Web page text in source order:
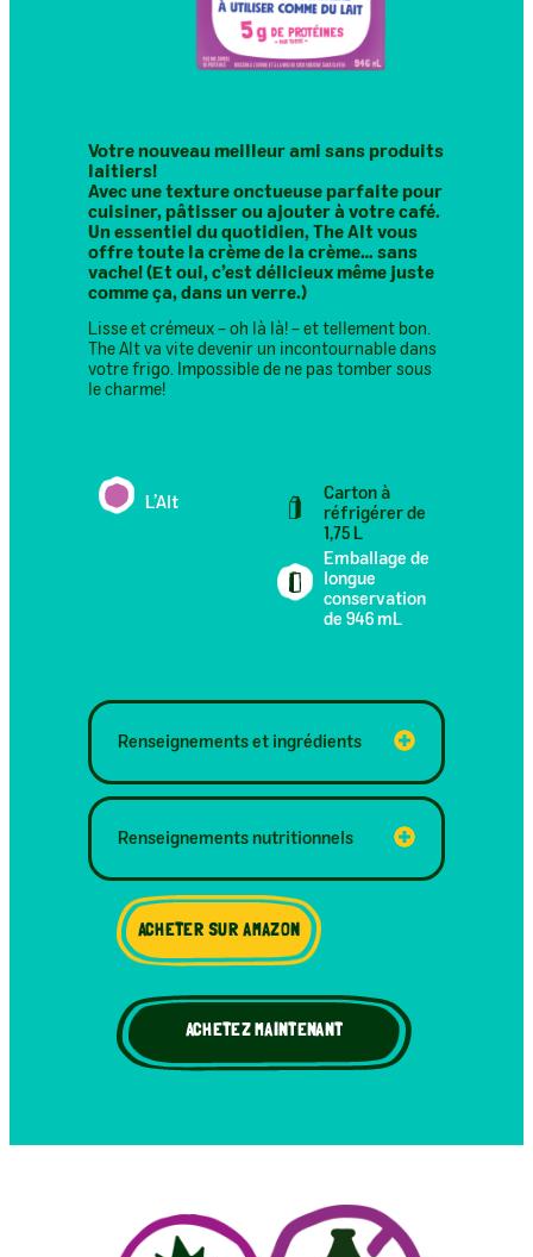
Votre nouveau meilleur ami sans produits
laitiers!
Avec une texture onctueuse parfaite pour
cuisiner, pâtisser ou ajouter à votre café.
Un essentiel du quotidien, The Alt vous
offre toute la crème de la crème… sans
vache! (Et oui, c’est délicieux même juste
comme ça, dans un verre.)
Lisse et crémeux – oh là là! – et tellement bon.
The Alt va vite devenir un incontournable dans
votre frigo. Impossible de ne pas tomber sous
le charme!
L’Alt
Carton à
réfrigérer de
1,75 L
Emballage de
longue
conservation
de 946 mL
Renseignements et ingrédients
Renseignements nutritionnels
ACHETER SUR AMAZON
ACHETEZ MAINTENANT